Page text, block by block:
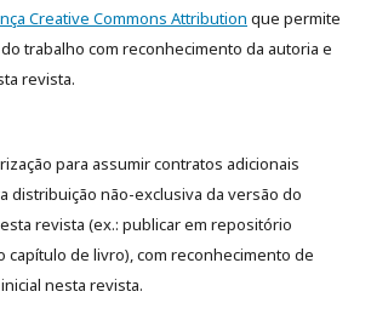
Creative Commons Attribution que permite
trabalho com reconhecimento da autoria e
revista.
para assumir contratos adicionais
distribuição não-exclusiva da versão do
revista (ex.: publicar em repositório
capítulo de livro), com reconhecimento de
nesta revista.